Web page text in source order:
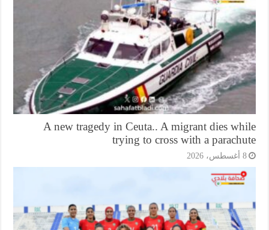
A new tragedy in Ceuta.. A migrant dies
trying to cross with a